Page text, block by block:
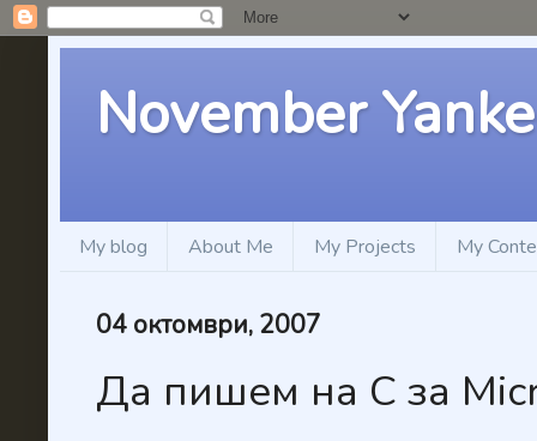
November
My blog About Me My Projects My
04 октомври, 2007
Да пишем на С за